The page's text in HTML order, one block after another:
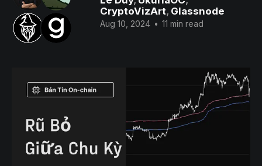
CryptoVizArt, Glassnode
Aug 10, 2024 • 11 min read